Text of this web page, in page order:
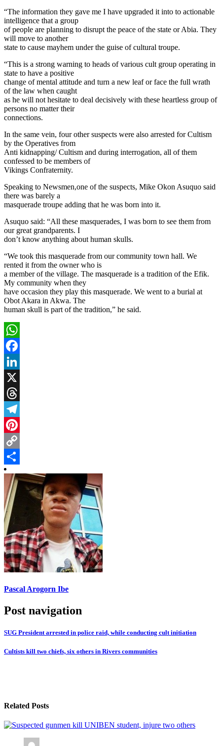
“The information they gave me I have upgraded it into to actionable
intelligence that a group
of people are planning to disrupt the peace of the state or Abia. They
will move to another
state to cause mayhem under the guise of cultural troupe.
“This is a strong warning to heads of various cult group operating in
state to have a positive
change of mental attitude and turn a new leaf or face the full wrath
of the law when caught
as he will not hesitate to deal decisively with these heartless group of
persons no matter their
connections.
In the same vein, four other suspects were also arrested for Cultism
by the Operatives from
Anti kidnapping/ Cultism and during interrogation, all of them
confessed to be members of
Vikings Confraternity.
Speaking to Newsmen,one of the suspects, Mike Okon Asuquo said
there was barely a
masquerade troupe adding that he was born into it.
Asuquo said: “All these masquerades, I was born to see them from
our great grandparents. I
don’t know anything about human skulls.
“We took this masquerade from our community town hall. We
rented it from the owner who is
a member of the village. The masquerade is a tradition of the Efik.
My community when they
have occasion they play this masquerade. We went to a burial at
Obot Akara in Akwa. The
human skull is part of the tradition,” he said.
WhatsApp
Facebook
LinkedIn
X
Threads
Telegram
Pinterest
Copy
Link
Share
Pascal Arogorn Ibe
Post navigation
SUG President arrested in police raid, while conducting cult initiation
Cultists kill two chiefs, six others in Rivers communities
Related Posts